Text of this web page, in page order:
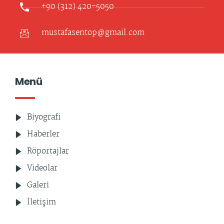
+90 (312) 420-5050
mustafasentop@gmail.com
Menü
Biyografi
Haberler
Röportajlar
Videolar
Galeri
İletişim